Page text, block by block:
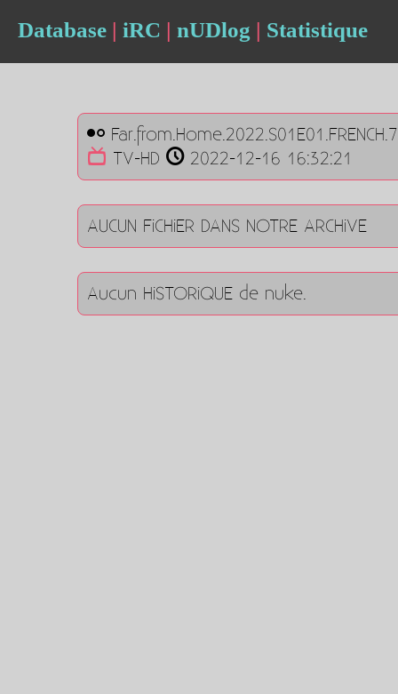
Database | iRC | nUDlog | Statistique
TV-HD
2022-12-16 16:32:21
AUCUN FiCHiER DANS NOTRE ARCHiVE
Aucun HiSTORiQUE de nuke.